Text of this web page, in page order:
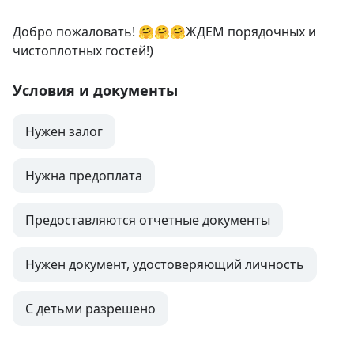
Добро пожаловать! 🤗🤗🤗ЖДЕМ порядочных и
чистоплотных гостей!)
Условия и документы
Нужен залог
Нужна предоплата
Предоставляются отчетные документы
Нужен документ, удостоверяющий личность
С детьми разрешено